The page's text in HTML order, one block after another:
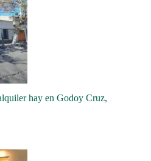
hay en Godoy Cruz,